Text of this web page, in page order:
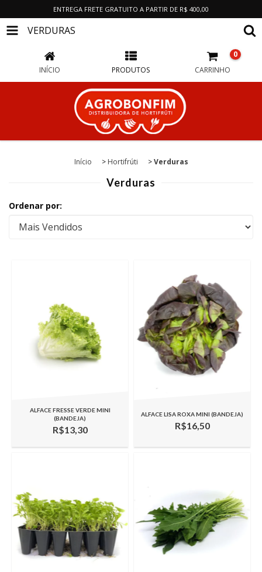
ENTREGA FRETE GRATUITO A PARTIR DE R$ 400,00
VERDURAS
INÍCIO PRODUTOS CARRINHO
0
Início > Hortifrúti > Verduras
Verduras
Ordenar por:
ALFACE FRESSE VERDE MINI
(BANDEJA)
R$13,30
ALFACE LISA ROXA MINI (BANDEJA)
R$16,50